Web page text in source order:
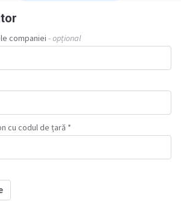
companiei - opțional
cu codul de țară *